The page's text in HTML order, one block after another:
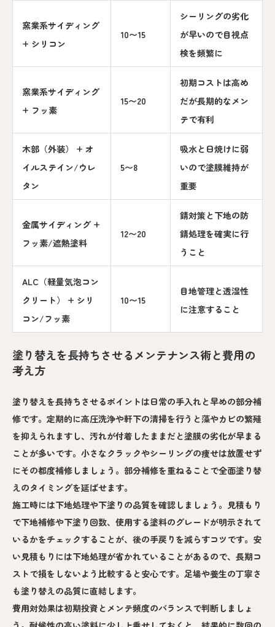
窯業系サイディング
+ シリコン
10〜15
シーリングの劣化
が早いので目視点
検を頻繁に
窯業系サイディング
+ フッ素
15〜20
初期コストは高め
だが長期的なメン
テで有利
木部（外装） + オ
イルステイン/ウレ
タン
5〜8
吸水と日焼けに弱
いので塗膜維持が
重要
金属サイディング +
フッ素/遮熱塗料
12〜20
錆対策と下地の防
錆処理を確実に行
うこと
ALC（軽量気泡コン
クリート） + シリ
コン/フッ素
10〜15
目地管理と透湿性
に注意すること
塗り替えを長持ちさせるメンテナンス術と費用の
考え方
塗り替えを長持ちさせるポイントは日常の手入れと早めの部分補
修です。定期的に高圧洗浄や軒下の清掃を行うと藻やカビの繁殖
を抑えられますし、汚れが付着したままだと塗膜の劣化が早まる
ことが多いです。小さなクラックやシーリングの痩せは放置せず
にその都度補修しましょう。部分補修を重ねることで全面塗り替
えのタイミングを延ばせます。
施工時には下地処理や下塗りの品質を確認しましょう。見積もり
で下地補修や下塗り回数、使用する塗料のグレードが明示されて
いるかをチェックすることが、後の手戻りを減らすコツです。安
い見積もりには下地処理が省かれていることがあるので、長期コ
ストで損をしないよう比較すると安心です。足場や養生の丁寧さ
も塗り替えの品質に直結します。
費用対効果は初期投資とメンテ頻度のバランスで判断しましょ